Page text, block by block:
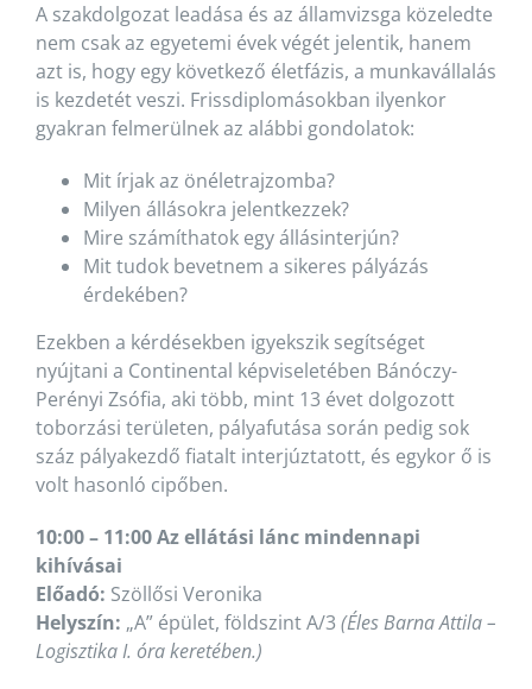
A szakdolgozat leadása és az államvizsga közeledte
nem csak az egyetemi évek végét jelentik, hanem
azt is, hogy egy következő életfázis, a munkavállalás
is kezdetét veszi. Frissdiplomásokban ilyenkor
gyakran felmerülnek az alábbi gondolatok:
Mit írjak az önéletrajzomba?
Milyen állásokra jelentkezzek?
Mire számíthatok egy állásinterjún?
Mit tudok bevetnem a sikeres pályázás
érdekében?
Ezekben a kérdésekben igyekszik segítséget
nyújtani a Continental képviseletében Bánóczy-
Perényi Zsófia, aki több, mint 13 évet dolgozott
toborzási területen, pályafutása során pedig sok
száz pályakezdő fiatalt interjúztatott, és egykor ő is
volt hasonló cipőben.
10:00 – 11:00 Az ellátási lánc mindennapi
kihívásai
Előadó: Szöllősi Veronika
Helyszín: „A” épület, földszint A/3 (Éles Barna Attila –
Logisztika I. óra keretében.)